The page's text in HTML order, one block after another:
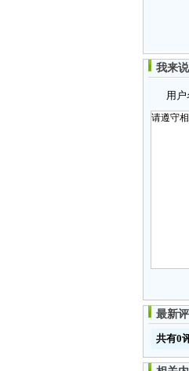
我来
用户
最新
共有0